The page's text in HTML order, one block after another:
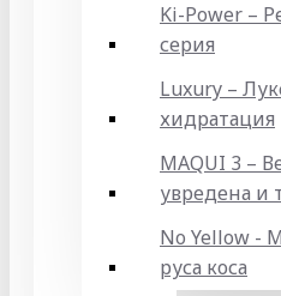
Ki-Power –
серия
Luxury –
хидратация
MAQUI 3 –
увредена и
No Yellow -
руса коса